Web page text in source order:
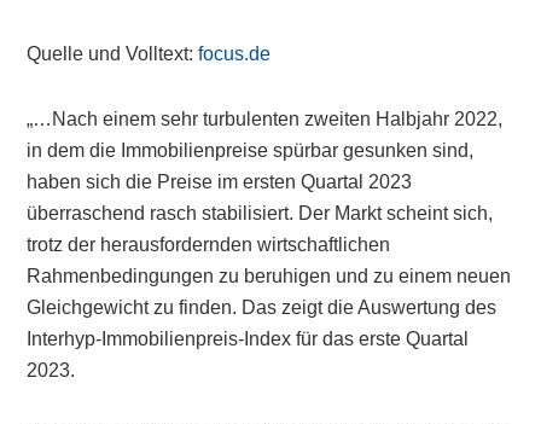
Quelle und Volltext:focus.de
„…Nach einem sehr turbulenten zweiten Halbjahr 2022,
in dem die Immobilienpreise spürbar gesunken sind,
haben sich die Preise im ersten Quartal 2023
überraschend rasch stabilisiert. Der Markt scheint sich,
trotz der herausfordernden wirtschaftlichen
Rahmenbedingungen zu beruhigen und zu einem neuen
Gleichgewicht zu finden. Das zeigt die Auswertung des
Interhyp-Immobilienpreis-Index für das erste Quartal
2023.